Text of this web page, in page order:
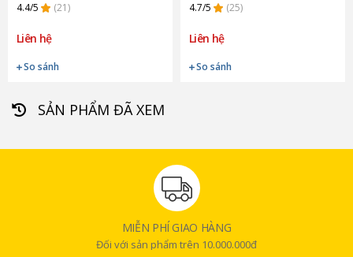
4.4/5
(21)
Liên hệ
So sánh
4.7/5
(25)
Liên hệ
So sánh
SẢN PHẨM ĐÃ XEM
MIỄN PHÍ GIAO HÀNG
Đối với sản phẩm trên 10.000.000đ